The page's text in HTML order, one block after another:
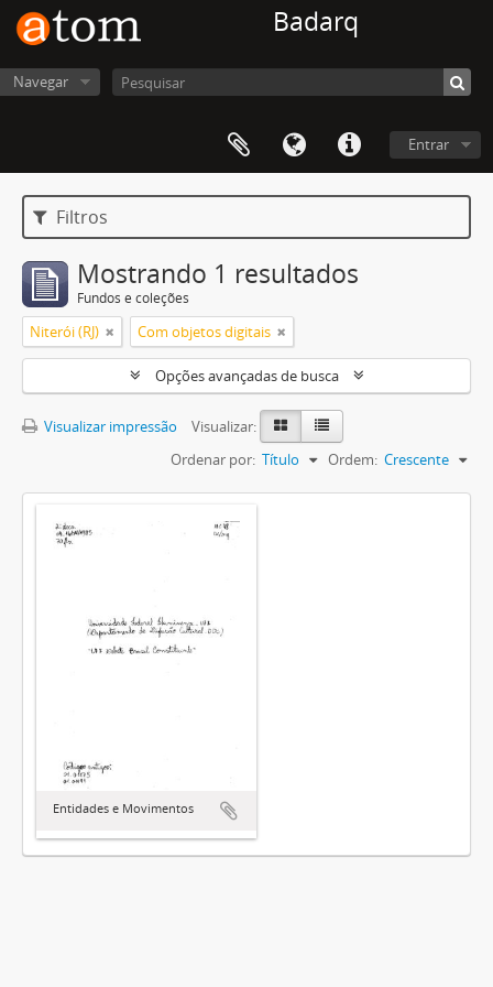
Badarq
Navegar
Entrar
Filtros
Mostrando 1 resultados
Fundos e coleções
Niterói (RJ) Com objetos digitais
Opções avançadas de busca
Visualizar impressão
Visualizar:
Ordenar por: Título Ordem: Crescente
Entidades e Movimentos